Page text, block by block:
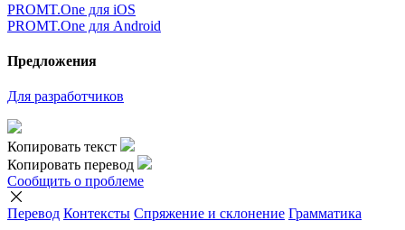
PROMT.One для iOS
PROMT.One для Android
Предложения
Для разработчиков
Копировать текст
Копировать перевод
Сообщить о проблеме
Перевод Контексты Спряжение и склонение Грамматика